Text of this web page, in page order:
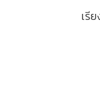
เรี